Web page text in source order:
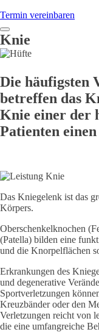
Termin vereinbaren
Knie
Die häufigsten
betreffen das
Knie einer der
Patienten
Das Kniegelenk ist das
Körpers.
Oberschenkelknochen
(Patella) bilden eine
und die Knorpelflächen
Erkrankungen des
und degenerative
Sportverletzungen
Kreuzbänder oder den
Verletzungen reicht von
die eine umfangreiche